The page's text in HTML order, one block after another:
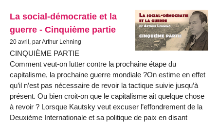
La social-démocratie et la
guerre - Cinquième partie
20 avril, par Arthur Lehning
CINQUIÈME PARTIE
Comment veut-on lutter contre la prochaine étape du
capitalisme, la prochaine guerre mondiale ?On estime en effet
qu’il n’est pas nécessaire de revoir la tactique suivie jusqu’à
présent. Ou bien croit-on que le capitalisme ait quelque chose
à revoir ? Lorsque Kautsky veut excuser l’effondrement de la
Deuxième Internationale et sa politique de paix en disant